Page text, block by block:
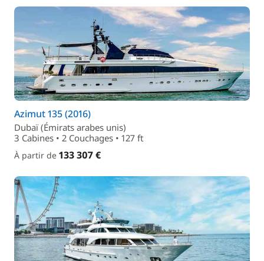
Azimut 135 (2016)
Dubaï (Émirats arabes unis)
3 Cabines • 2 Couchages • 127 ft
À partir de 133 307 €